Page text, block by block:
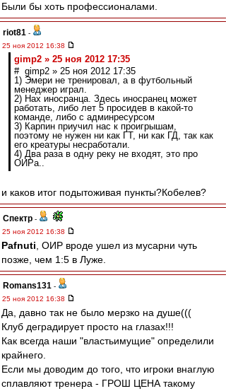
Были бы хоть профессионалами.
riot81 -
25 ноя 2012 16:38
gimp2 » 25 ноя 2012 17:35
# gimp2 » 25 ноя 2012 17:35
1) Эмери не тренировал, а в футбольный
менеджер играл.
2) Нах иносранца. Здесь иносранец может
работать, либо лет 5 просидев в какой-то
команде, либо с админресурсом
3) Карпин приучил нас к проигрышам,
поэтому не нужен ни как ГТ, ни как ГД, так как
его креатуры несработали.
4) Два раза в одну реку не входят, это про
ОИРа..
и каков итог подытоживая пункты?Кобелев?
Спектр -
25 ноя 2012 16:38
Pafnuti , ОИР вроде ушел из мусарни чуть
позже, чем 1:5 в Луже.
Romans131 -
25 ноя 2012 16:38
Да, давно так не было мерзко на душе(((
Клуб деградирует просто на глазах!!!
Как всегда наши "властьимущие" определили
крайнего.
Если мы доводим до того, что игроки внаглую
сплавляют тренера - ГРОШ ЦЕНА такому